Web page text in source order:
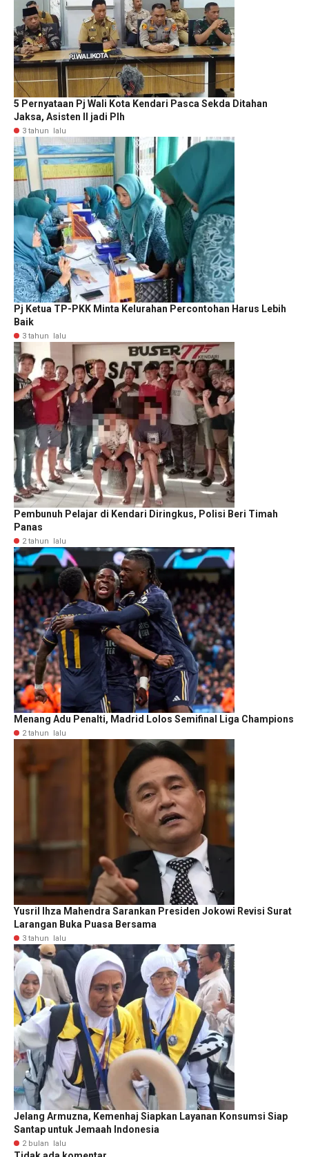
5 Pernyataan Pj Wali Kota Kendari Pasca Sekda Ditahan
Jaksa, Asisten II jadi Plh
3 tahun lalu
Pj Ketua TP-PKK Minta Kelurahan Percontohan Harus Lebih
Baik
3 tahun lalu
Pembunuh Pelajar di Kendari Diringkus, Polisi Beri Timah
Panas
2 tahun lalu
Menang Adu Penalti, Madrid Lolos Semifinal Liga Champions
2 tahun lalu
Yusril Ihza Mahendra Sarankan Presiden Jokowi Revisi Surat
Larangan Buka Puasa Bersama
3 tahun lalu
Jelang Armuzna, Kemenhaj Siapkan Layanan Konsumsi Siap
Santap untuk Jemaah Indonesia
2 bulan lalu